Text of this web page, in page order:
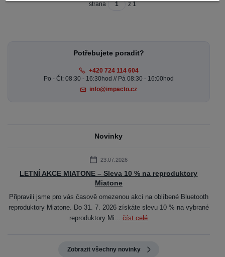
strana z 1
Potřebujete poradit?
+420 724 114 604
Po - Čt: 08:30 - 16:30hod // Pá 08:30 - 16:00hod
info@impacto.cz
Novinky
23.07.2026
LETNÍ AKCE MIATONE – Sleva 10 % na reproduktory
Miatone
Připravili jsme pro vás časově omezenou akci na oblíbené Bluetooth
reproduktory Miatone. Do 31. 7. 2026 získáte slevu 10 % na vybrané
reproduktory Mi...číst celé
Zobrazit všechny novinky